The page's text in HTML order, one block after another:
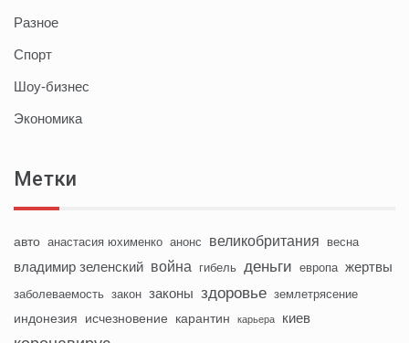
Разное
Спорт
Шоу-бизнес
Экономика
Метки
авто анастасия юхименко анонс великобритания весна
владимир зеленский война гибель деньги европа жертвы
заболеваемость закон законы здоровье землетрясение
индонезия исчезновение карантин карьера киев